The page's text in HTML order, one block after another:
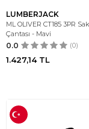
LUMBERJACK
ML OLIVER CT185 3PR
Çantası - Mavi
0.0 (0)
1.427,14TL